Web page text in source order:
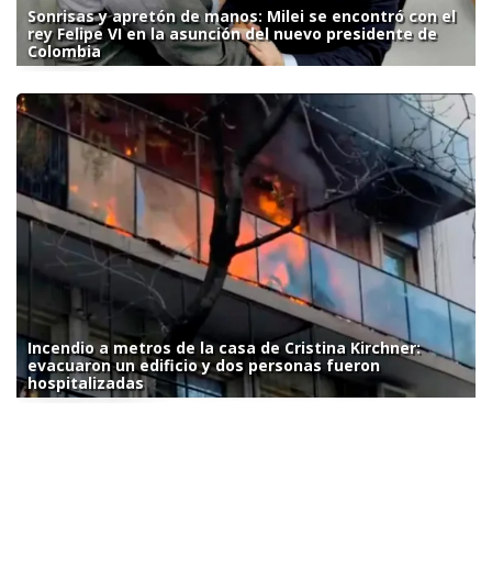
Sonrisas y apretón de manos: Milei se encontró con el
rey Felipe VI en la asunción del nuevo presidente de
Colombia
Incendio a metros de la casa de Cristina Kirchner:
evacuaron un edificio y dos personas fueron
hospitalizadas